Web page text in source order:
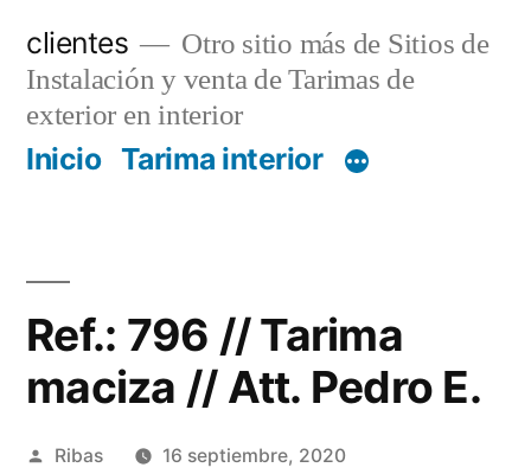
contenido
clientes
Otro sitio más de Sitios de
Instalación y venta de Tarimas de
exterior en interior
Inicio Tarima interior
Ref.: 796 // Tarima
maciza // Att. Pedro E.
Publicado
Ribas
16 septiembre, 2020